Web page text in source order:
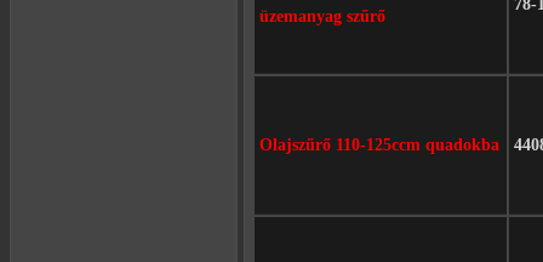
üzemanyag szűrő
78-
Olajszűrő 110-125ccm quadokba